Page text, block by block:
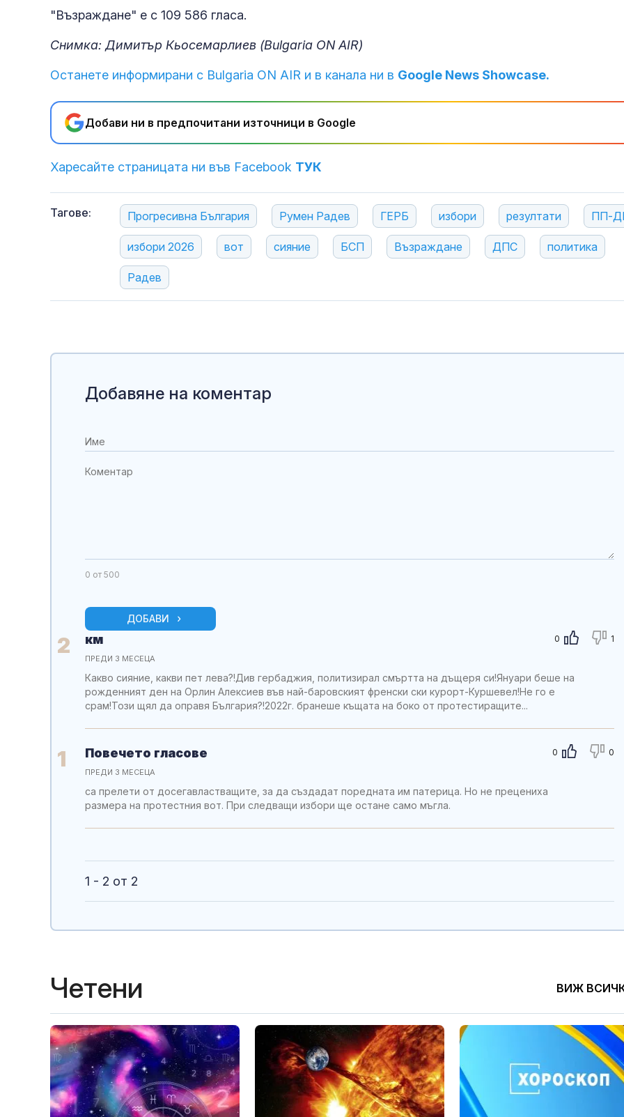
"Възраждане" е с 109 586 гласа.
Снимка: Димитър Кьосемарлиев (Bulgaria ON AIR)
Останете информирани с Bulgaria ON AIR и в канала ни в Google News Showcase.
Добави ни в предпочитани източници в Google
Харесайте страницата ни във Facebook ТУК
Тагове: Прогресивна България Румен Радев ГЕРБ избори резултати ПП-
избори 2026 вот сияние БСП Възраждане ДПС политика
Радев
Добавяне на коментар
0 от 500
ДОБАВИ
2 0 1
км
ПРЕДИ 3 МЕСЕЦА
Какво сияние, какви пет лева?!Див гербаджия, политизирал смъртта на дъщеря си!Януари беше на
рожденният ден на Орлин Алексиев във най-баровският френски ски курорт-Куршевел!Не го е
срам!Този щял да оправя България?!2022г. бранеше къщата на боко от протестиращите...
1 0 0
Повечето гласове
ПРЕДИ 3 МЕСЕЦА
са прелети от досегавластващите, за да създадат поредната им патерица. Но не прецениха
размера на протестния вот. При следващи избори ще остане само мъгла.
1 - 2 от 2
Четени ВИЖ